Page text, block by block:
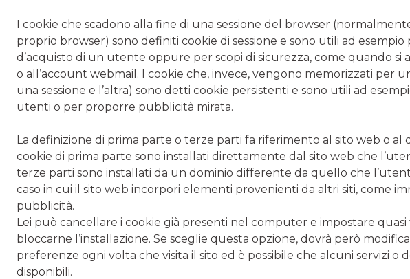
I cookie che scadono alla fine di una sessione del browser
proprio browser) sono definiti cookie di sessione e sono utili ad esempio
d’acquisto di un utente oppure per scopi di sicurezza, come quando
o all’account webmail. I cookie che, invece, vengono memorizzati per
una sessione e l’altra) sono detti cookie persistenti e sono utili ad
utenti o per proporre pubblicità mirata.
La definizione di prima parte o terze parti fa riferimento al sito web o al
cookie di prima parte sono installati direttamente dal sito web che
terze parti sono installati da un dominio differente da quello che
caso in cui il sito web incorpori elementi provenienti da altri siti, come
pubblicità.
Lei può cancellare i cookie già presenti nel computer e impostare
bloccarne l’installazione. Se sceglie questa opzione, dovrà però
preferenze ogni volta che visita il sito ed è possibile che alcuni servizi o
disponibili.